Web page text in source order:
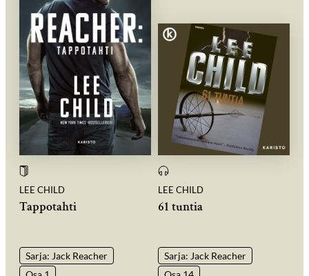
LEE CHILD
Tappotahti
Sarja: Jack Reacher
LEE CHILD
61 tuntia
Sarja: Jack Reacher